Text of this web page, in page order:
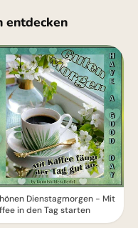
entdecken
Dienstagmorgen - Mit
in den Tag starten